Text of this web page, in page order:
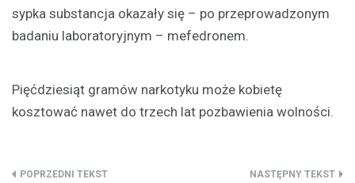
sypka substancja okazały się – po przeprowadzonym
badaniu laboratoryjnym – mefedronem.
Pięćdziesiąt gramów narkotyku może kobietę
kosztować nawet do trzech lat pozbawienia wolności.